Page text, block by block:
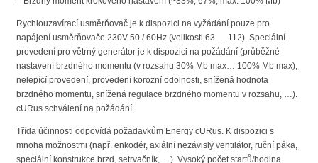
Rychlouzavírací usměrňovač je k dispozici na vyžádání pouze pro
napájení usměrňovače 230V 50 / 60Hz (velikosti 63 … 112). Speciální
provedení pro větrný generátor je k dispozici na požádání (průběžné
nastavení brzdného momentu (v rozsahu 30% Mb max… 100% Mb max),
nelepící provedení, provedení korozní odolnosti, snížená hodnota
brzdného momentu, snížená regulace brzdného momentu v rozsahu, …).
cURus schválení na požádání.
Třída účinnosti odpovídá požadavkům Energy cURus. K dispozici s
mnoha možnostmi (např. enkodér, axiální nezávislý ventilátor, ruční páka,
speciální konstrukce brzd, setrvačník, …). Vysoký počet startů/hodina.